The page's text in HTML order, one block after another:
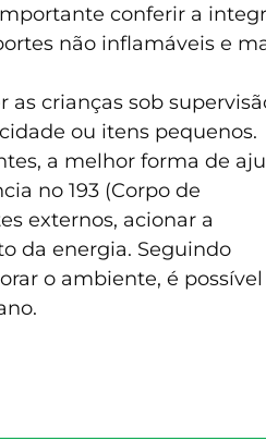
conferir a
não inflamáveis e
crianças sob
ou itens pequenos.
a melhor forma de
no 193 (Corpo de
externos, acionar a
da energia. Seguindo
o ambiente, é possível